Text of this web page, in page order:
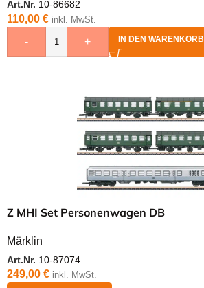
Art.Nr. 10-86682
110,00 € inkl. MwSt.
- + IN DEN WARENKORB
Z MHI Set Personenwagen DB
Märklin
Art.Nr. 10-87074
249,00 € inkl. MwSt.